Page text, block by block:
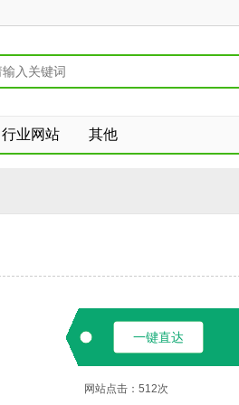
行业网站 其他
一键直达
网站点击： 512次